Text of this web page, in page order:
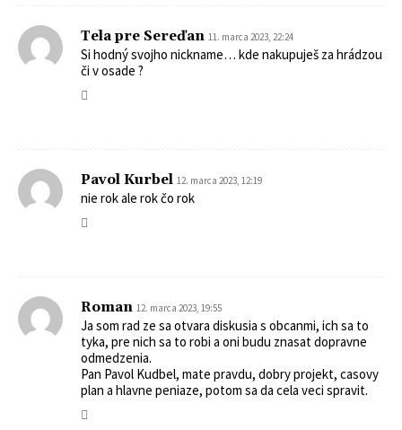
Tela pre Sereďan 11. marca 2023, 22:24
Si hodný svojho nickname… kde nakupuješ za hrádzou
či v osade ?
Pavol Kurbel 12. marca 2023, 12:19
nie rok ale rok čo rok
Roman 12. marca 2023, 19:55
Ja som rad ze sa otvara diskusia s obcanmi, ich sa to
tyka, pre nich sa to robi a oni budu znasat dopravne
odmedzenia.
Pan Pavol Kudbel, mate pravdu, dobry projekt, casovy
plan a hlavne peniaze, potom sa da cela veci spravit.